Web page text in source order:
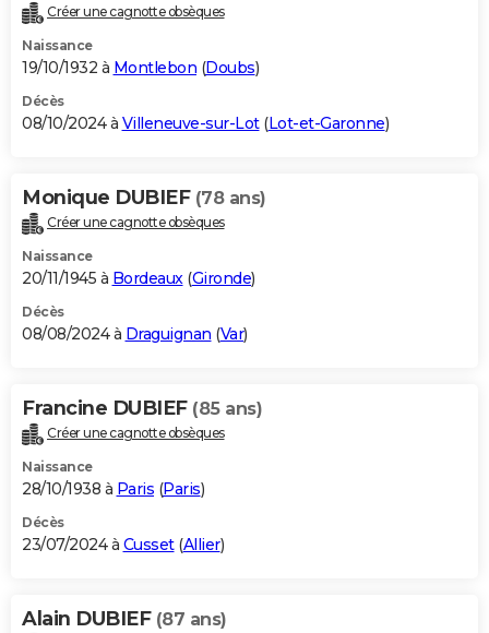
Créer une cagnotte obsèques
Naissance
19/10/1932 à Montlebon (Doubs)
Décès
08/10/2024 à Villeneuve-sur-Lot(Lot-et-Garonne)
Monique DUBIEF (78 ans)
Créer une cagnotte obsèques
Naissance
20/11/1945 à Bordeaux(Gironde)
Décès
08/08/2024 à Draguignan (Var)
Francine DUBIEF (85 ans)
Créer une cagnotte obsèques
Naissance
28/10/1938 à Paris (Paris)
Décès
23/07/2024 à Cusset(Allier)
Alain DUBIEF (87 ans)